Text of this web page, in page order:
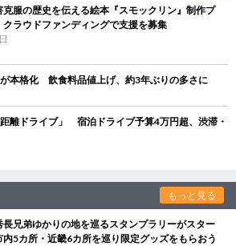
克服の歴史を伝える絵本『スモックリン』制作プ
ラウドファンディングで支援を募集
が本格化 飲食料品値上げ、約3年ぶりの多さに
離ドライブ」 宿泊ドライブ予算4万円超、渋滞・
もっと見る
長兄弟ゆかりの地を巡るスタンプラリーがスター
5カ所・近畿6カ所を巡り限定グッズをもらおう